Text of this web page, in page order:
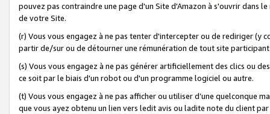
pouvez pas contraindre une page d'un Site d'Amazon à s'ouvrir dans
de votre Site.
(r) Vous vous engagez à ne pas tenter d'intercepter ou de rediriger
partir de/sur ou de détourner une rémunération de tout site
(s) Vous vous engagez à ne pas générer artificiellement des clics ou
ce soit par le biais d'un robot ou d'un programme logiciel ou autre.
(t) Vous vous engagez à ne pas afficher ou utiliser d’une quelconque
que vous ayez obtenu un lien vers ledit avis ou ladite note du client